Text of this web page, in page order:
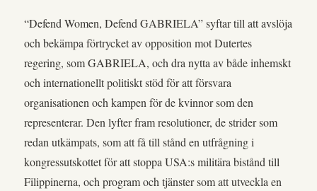
“Defend Women, Defend GABRIELA” syftar till att avslöja
och bekämpa förtrycket av opposition mot Dutertes
regering, som GABRIELA, och dra nytta av både inhemskt
och internationellt politiskt stöd för att försvara
organisationen och kampen för de kvinnor som den
representerar. Den lyfter fram resolutioner, de strider som
redan utkämpats, som att få till stånd en utfrågning i
kongressutskottet för att stoppa USA:s militära bistånd till
Filippinerna, och program och tjänster som att utveckla en